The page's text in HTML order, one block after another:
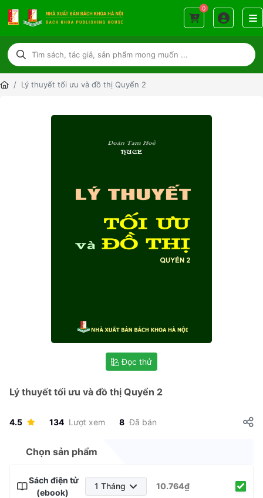
0
Lý thuyết tối ưu và đồ thị Quyển 2
Đọc thử
Lý thuyết tối ưu và đồ thị Quyển 2
4.5 134 Lượt xem 8 Đã bán
Chọn sản phẩm
Sách điện tử
(ebook)
1 Tháng 10.764₫